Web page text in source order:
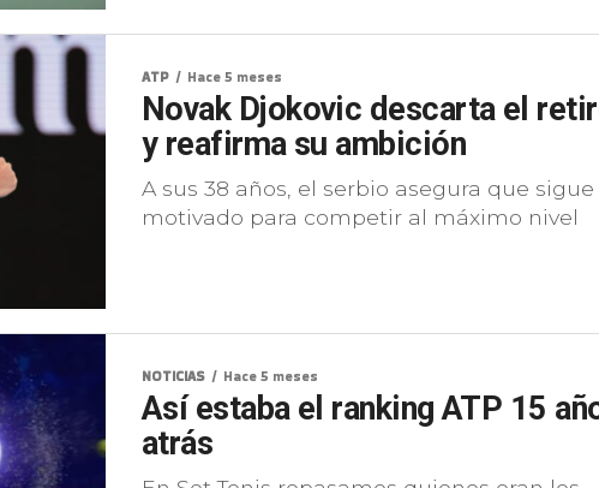
ATP Hace 5 meses
Novak Djokovic descarta el
y reafirma su ambición
A sus 38 años, el serbio asegura que sigue
motivado para competir al máximo nivel
NOTICIAS Hace 5 meses
Así estaba el ranking ATP 15
atrás